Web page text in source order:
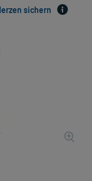
sichern